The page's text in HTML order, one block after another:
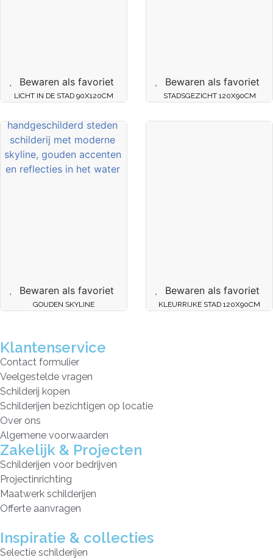
Bewaren als favoriet
LICHT IN DE STAD 90X120CM
Bewaren als favoriet
STADSGEZICHT 120X90CM
Bewaren als favoriet
GOUDEN SKYLINE
Bewaren als favoriet
KLEURRIJKE STAD 120X90CM
Klantenservice
Contact formulier
Veelgestelde vragen
Schilderij kopen
Schilderijen bezichtigen op locatie
Over ons
Algemene voorwaarden
Zakelijk & Projecten
Schilderijen voor bedrijven
Projectinrichting
Maatwerk schilderijen
Offerte aanvragen
Inspiratie & collecties
Selectie schilderijen